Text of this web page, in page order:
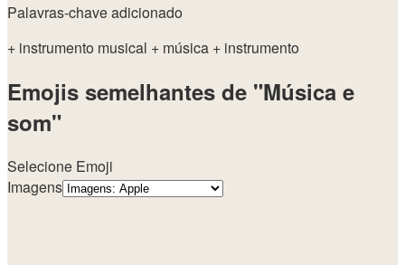
Palavras-chave adicionado
+ instrumento musical + música + instrumento
Emojis semelhantes de "Música e
som"
Selecione Emoji
Imagens